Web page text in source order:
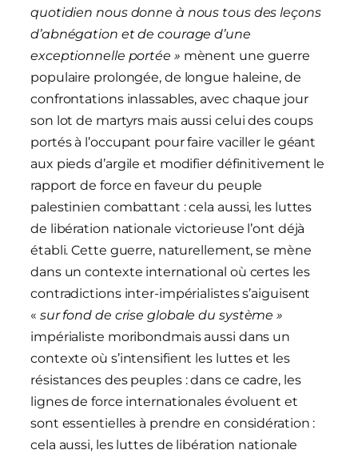
quotidien nous donne à nous tous des leçons
d’abnégation et de courage d’une
exceptionnelle portée » mènent une guerre
populaire prolongée, de longue haleine, de
confrontations inlassables, avec chaque jour
son lot de martyrs mais aussi celui des coups
portés à l’occupant pour faire vaciller le géant
aux pieds d’argile et modifier définitivement le
rapport de force en faveur du peuple
palestinien combattant : cela aussi, les luttes
de libération nationale victorieuse l’ont déjà
établi. Cette guerre, naturellement, se mène
dans un contexte international où certes les
contradictions inter-impérialistes s’aiguisent
« sur fond de crise globale du système »
impérialiste moribondmais aussi dans un
contexte où s’intensifient les luttes et les
résistances des peuples : dans ce cadre, les
lignes de force internationales évoluent et
sont essentielles à prendre en considération :
cela aussi, les luttes de libération nationale